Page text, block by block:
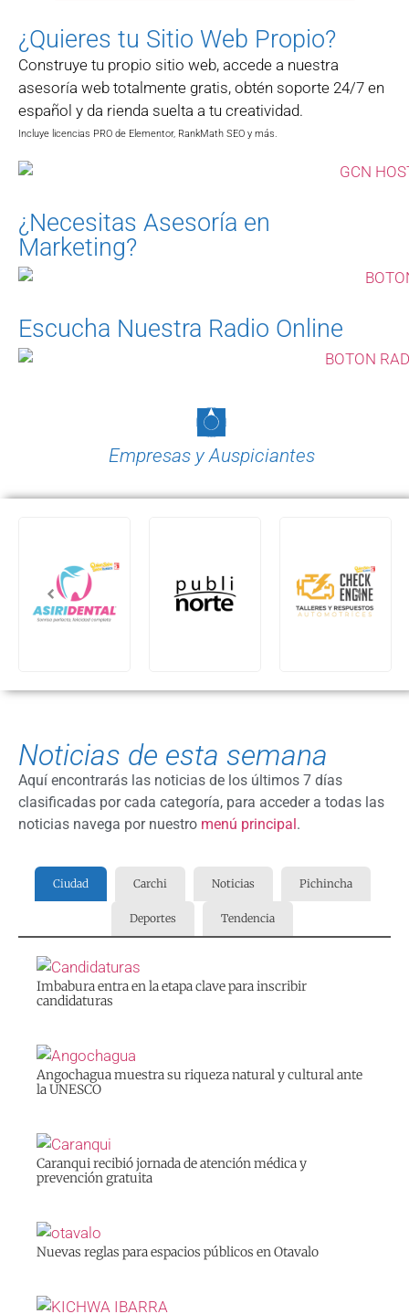
¿Quieres tu Sitio Web Propio?
Construye tu propio sitio web, accede a nuestra
asesoría web totalmente gratis, obtén soporte 24/7 en
español y da rienda suelta a tu creatividad.
Incluye licencias PRO de Elementor, RankMath SEO y más.
¿Necesitas Asesoría en
Marketing?
Escucha Nuestra Radio Online
Empresas y Auspiciantes
Noticias de esta semana
Aquí encontrarás las noticias de los últimos 7 días
clasificadas por cada categoría, para acceder a todas las
noticias navega por nuestro menú principal.
Ciudad Carchi Noticias Pichincha
Deportes Tendencia
Imbabura entra en la etapa clave para inscribir
candidaturas
Angochagua muestra su riqueza natural y cultural ante
la UNESCO
Caranqui recibió jornada de atención médica y
prevención gratuita
Nuevas reglas para espacios públicos en Otavalo